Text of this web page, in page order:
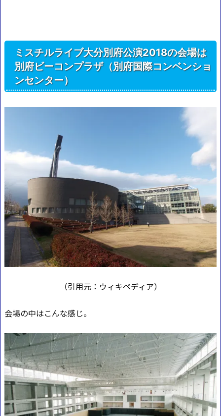
ミスチルライブ大分別府公演2018の会場は
別府ビーコンプラザ（別府国際コンベンショ
ンセンター）
（引用元：ウィキペディア）
会場の中はこんな感じ。